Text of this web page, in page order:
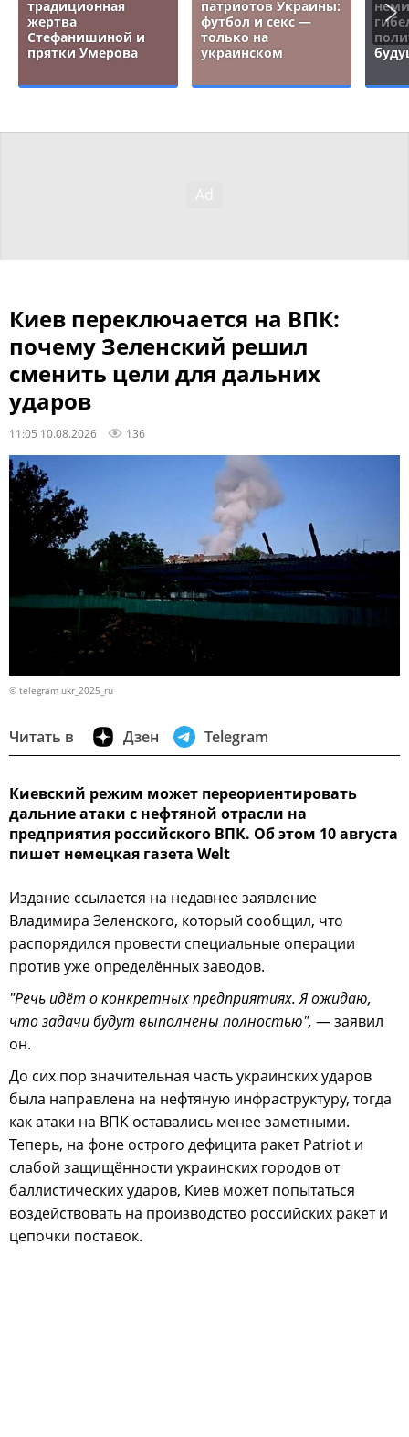
традиционная
жертва
Стефанишиной и
прятки Умерова
патриотов Украины:
футбол и секс —
только на
украинском
Киев переключается на ВПК:
почему Зеленский решил
сменить цели для дальних
ударов
11:05 10.08.2026 136
© telegram ukr_2025_ru
Читать в Дзен Telegram
Киевский режим может переориентировать
дальние атаки с нефтяной отрасли на
предприятия российского ВПК. Об этом 10 августа
пишет немецкая газета Welt
Издание ссылается на недавнее заявление
Владимира Зеленского, который сообщил, что
распорядился провести специальные операции
против уже определённых заводов.
"Речь идёт о конкретных предприятиях. Я ожидаю,
что задачи будут выполнены полностью", — заявил
он.
До сих пор значительная часть украинских ударов
была направлена на нефтяную инфраструктуру, тогда
как атаки на ВПК оставались менее заметными.
Теперь, на фоне острого дефицита ракет Patriot и
слабой защищённости украинских городов от
баллистических ударов, Киев может попытаться
воздействовать на производство российских ракет и
цепочки поставок.